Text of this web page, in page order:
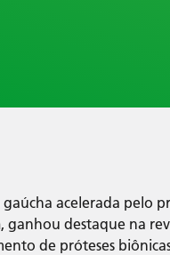
gaúcha acelerada pelo
, ganhou destaque na
de próteses biônicas